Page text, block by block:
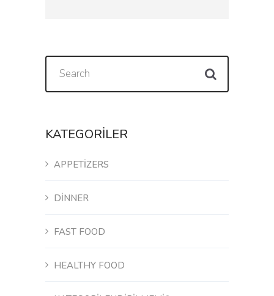
KATEGORILER
APPETIZERS
DINNER
FAST FOOD
HEALTHY FOOD